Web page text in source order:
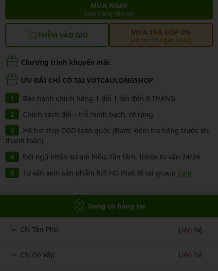
MUA NGAY
Giao hàng tận nơi
THÊM VÀO GIỎ MUA TRẢ GÓP 0%
Hỗ trợ 33 ngân hàng
Chương trình khuyến mãi:
ƯU ĐÃI CHỈ CÓ TẠI VOTCAULONGSHOP
Bảo hành chính hãng 1 đổi 1 lên đến 6 THÁNG
Chính sách đổi – trả minh bạch, rõ ràng
Hỗ trợ ship COD toàn quốc (Được kiểm tra hàng trước khi
thanh toán)
Đội ngũ nhân sự am hiểu, tận tâm, Inbox tư vấn 24/24
Tư vấn xem sản phẩm full HD thực tế tại group Zalo
Đang có hàng tại
CN Tân Phú Liên hệ
CN Gò Vấp Liên hệ